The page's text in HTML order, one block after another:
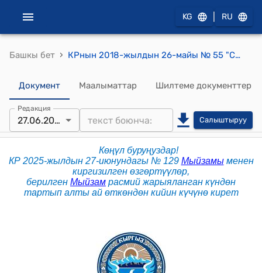
KG RU
Башкы бет › КРнын 2018-жылдын 26-майы № 55 "Салыктык эмес кирешелер, ички аудит маселелери боюнча айрым мыйзам актыларына өзгөртүүлөрдү киргизүү жана Кыргыз Республикасынын айрым мыйзам актыларын күчүн жоготту деп таануу жөнүндө" Мыйзамы
Документ Маалыматтар Шилтеме документтер
Редакция
27.06.2025 Салыштыруу